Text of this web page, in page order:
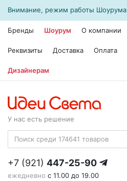
Внимание, режим работы Шоурума
Бренды Шоурум О компании
Реквизиты Доставка Оплата
Дизайнерам
У нас есть решение
+7 (921) 447-25-90
ежедневно с 11.00 до 19.00